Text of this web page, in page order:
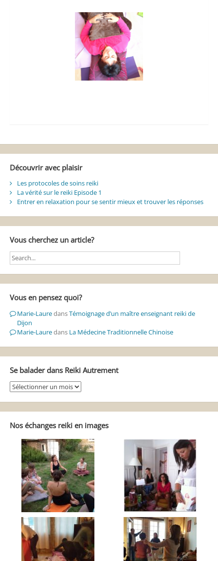
Découvrir avec plaisir
Les protocoles de soins reiki
La vérité sur le reiki Episode 1
Entrer en relaxation pour se sentir mieux et trouver les réponses
Vous cherchez un article?
Vous en pensez quoi?
Marie-LauredansTémoignage d’un maître enseignant reiki de
Dijon
Marie-Lauredans La Médecine Traditionnelle Chinoise
Se balader dans Reiki Autrement
Se
balader
dans
Reiki
Autrement
Nos échanges reiki en images